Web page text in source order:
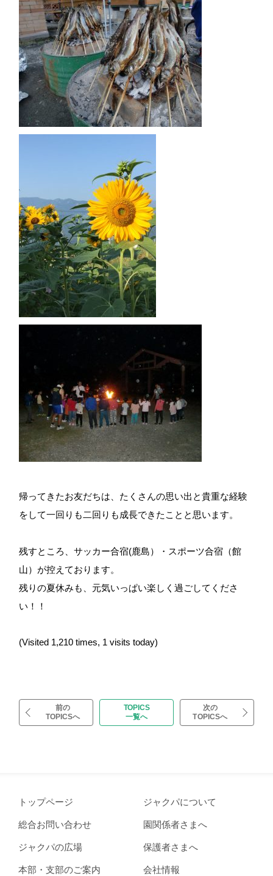
帰ってきたお友だちは、たくさんの思い出と貴重な経験
をして一回りも二回りも成長できたことと思います。
残すところ、サッカー合宿(鹿島）・スポーツ合宿（館
山）が控えております。
残りの夏休みも、元気いっぱい楽しく過ごしてくださ
い！！
(Visited 1,210 times, 1 visits today)
前の
TOPICSへ
TOPICS
一覧へ
次の
TOPICSへ
トップページ
総合お問い合わせ
ジャクパの広場
本部・支部のご案内
ジャクパについて
園関係者さまへ
保護者さまへ
会社情報